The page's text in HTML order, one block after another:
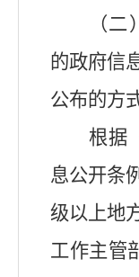
（
的政府信
公布的方
根据
息公开条
级以上地
工作主管